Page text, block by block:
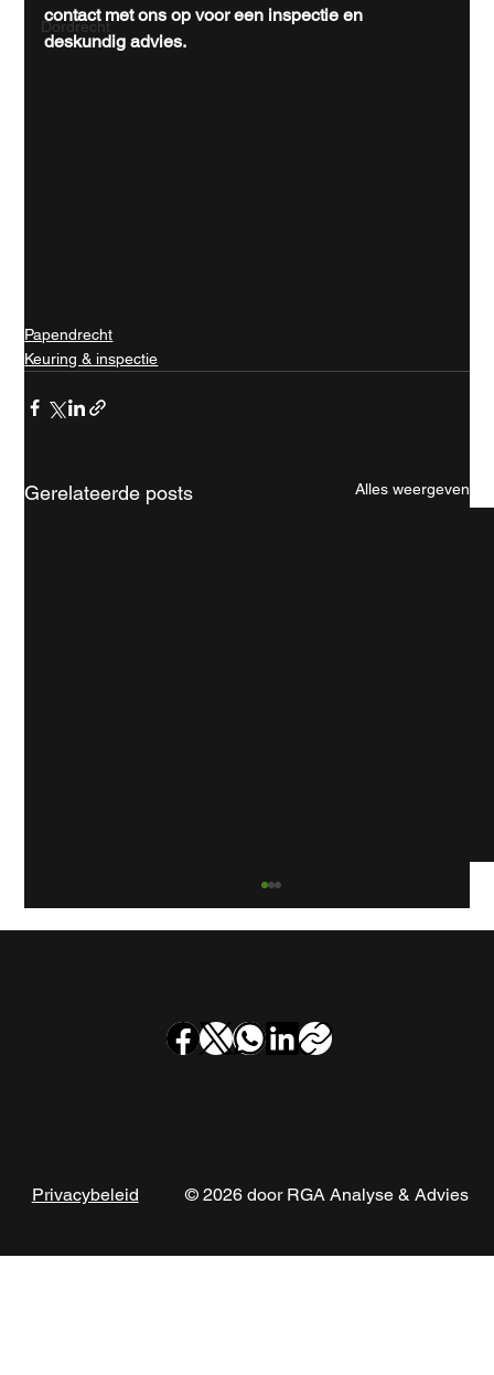
Dordrecht
contact met ons op voor een inspectie en
deskundig advies.
Papendrecht
Keuring & inspectie
Gerelateerde posts Alles weergeven
Leidschendam© 2026 door RGA Analyse & Advies
Privacybeleid